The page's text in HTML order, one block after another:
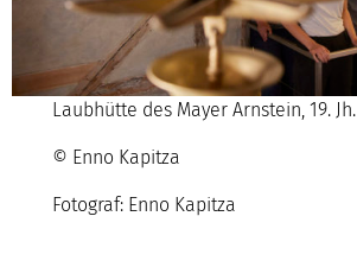
Laubhütte des Mayer Arnstein, 19. Jh.
© Enno Kapitza
Fotograf: Enno Kapitza